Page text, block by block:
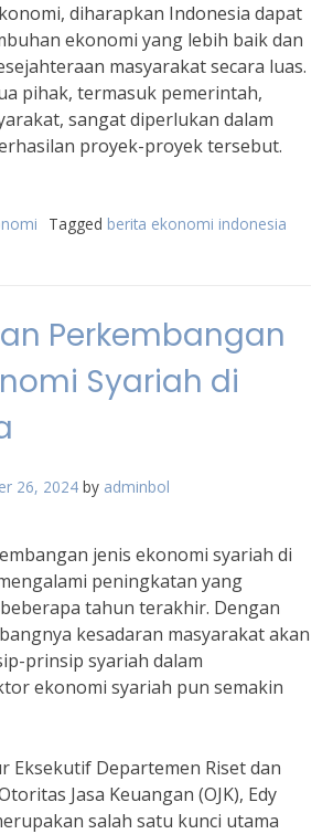
diharapkan Indonesia dapat
ekonomi yang lebih baik dan
masyarakat secara luas.
pihak, termasuk pemerintah,
sangat diperlukan dalam
proyek-proyek tersebut.
Tagged berita ekonomi indonesia
Perkembangan
Syariah di
26, 2024 by adminbol
jenis ekonomi syariah di
peningkatan yang
tahun terakhir. Dengan
kesadaran masyarakat akan
prinsip syariah dalam
ekonomi syariah pun semakin
Eksekutif Departemen Riset dan
Jasa Keuangan (OJK), Edy
salah satu kunci utama